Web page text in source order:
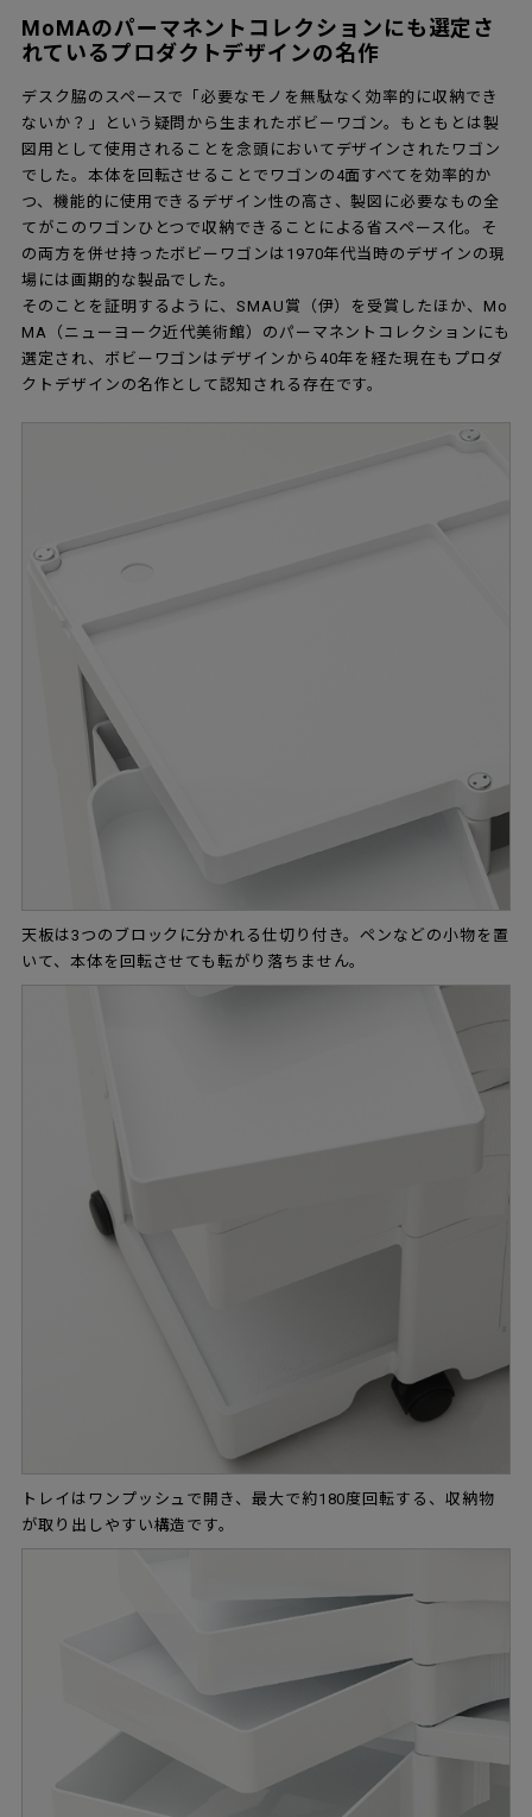
MoMAのパーマネントコレクションにも選定さ
れているプロダクトデザインの名作
デスク脇のスペースで「必要なモノを無駄なく効率的に収納でき
ないか？」という疑問から生まれたボビーワゴン。もともとは製
図用として使用されることを念頭においてデザインされたワゴン
でした。本体を回転させることでワゴンの4面すべてを効率的か
つ、機能的に使用できるデザイン性の高さ、製図に必要なもの全
てがこのワゴンひとつで収納できることによる省スペース化。そ
の両方を併せ持ったボビーワゴンは1970年代当時のデザインの現
場には画期的な製品でした。
そのことを証明するように、SMAU賞（伊）を受賞したほか、Mo
MA（ニューヨーク近代美術館）のパーマネントコレクションにも
選定され、ボビーワゴンはデザインから40年を経た現在もプロダ
クトデザインの名作として認知される存在です。
天板は3つのブロックに分かれる仕切り付き。ペンなどの小物を置
いて、本体を回転させても転がり落ちません。
トレイはワンプッシュで開き、最大で約180度回転する、収納物
が取り出しやすい構造です。